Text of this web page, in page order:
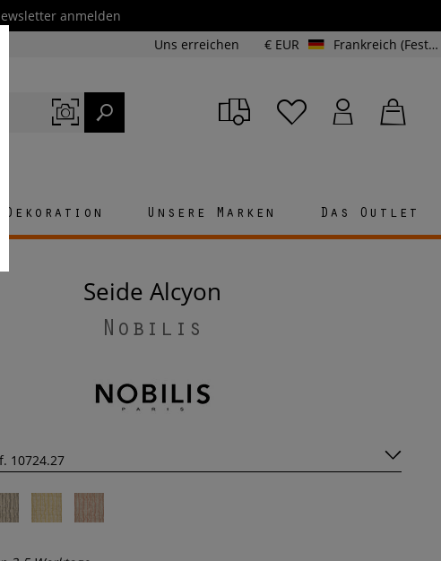
anmelden
Uns erreichen € EUR Frankreich (Festland und Korsika)
Dekoration Unsere Marken Das Outlet
Seide Alcyon
Nobilis